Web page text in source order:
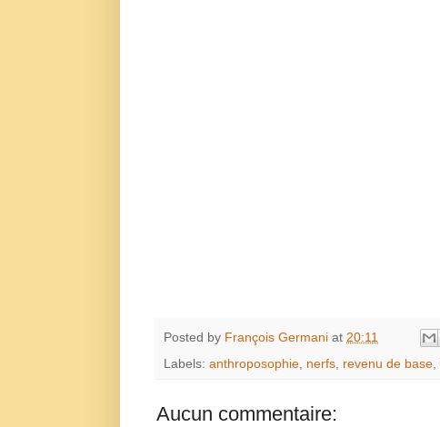
Posted by François Germani at 20:11
Labels: anthroposophie, nerfs, revenu de base,
Aucun commentaire: